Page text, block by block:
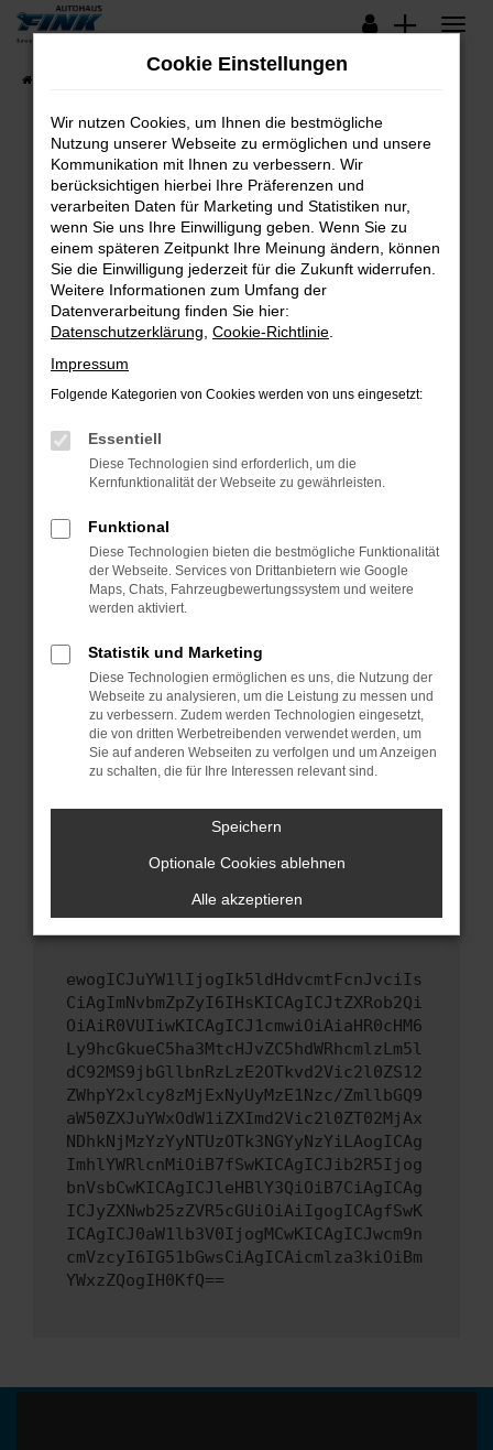
Zum
springen
Lagerfahrzeuge
Fehler: Network Error
Beim Laden ist ein Fehler aufgetreten.
Hier sind ein paar Tipps, die dir helfen können:
Überprüfe deine Firewall und deine
Internetverbindung.
Laden andere Webseiten, zum Beispiel deine
Suchmaschine?
Prüfe deine Browsererweiterungen.
können das Laden bestimmter Seiten
verhindern. Funktioniert die Seite in einem
anderen Browser oder in einem privaten
Starte dein Gerät neu.
Das kann manchmal helfen, vorübergehende
Probleme zu beheben.
Betriebssystem auf dem neuesten Stand
sind.
Veraltete Software birgt nicht nur ein
Sicherheitsrisiko, sondern kann auch dazu
führen, dass bestimmte Funktionen nicht mehr
unterstützt werden.
Wende dich an den Webseitenbetreiber.
Wenn du alle oben genannten Schritte versucht
hast, kontaktiere uns bitte. Wir werden
versuchen, das Problem zu beheben. Du kannst
uns diesen Text schicken, um uns bei der
ewogICJuYW1lIjogIk5ldHdvcmtFcnJvciIs
CiAgImNvbmZpZyI6IHsKICAgICJtZXRob2Qi
OiAiR0VUIiwKICAgICJ1cmwiOiAiaHR0cHM6
Ly9hcGkueC5ha3MtcHJvZC5hdWRhcmlzLm5l
dC92MS9jbGllbnRzLzE2OTkvd2Vic2l0ZS12
ZWhpY2xlcy8zMjExNyUyMzE1Nzc/ZmllbGQ9
aW50ZXJuYWxOdW1iZXImd2Vic2l0ZT02MjAx
NDhkNjMzYzYyNTUzOTk3NGYyNzYiLAogICAg
ImhlYWRlcnMiOiB7fSwKICAgICJib2R5Ijog
bnVsbCwKICAgICJleHBlY3QiOiB7CiAgICAg
ICJyZXNwb25zZVR5cGUiOiAiIgogICAgfSwK
ICAgICJ0aW1lb3V0IjogMCwKICAgICJwcm9n
cmVzcyI6IG51bGwsCiAgICAicmlza3kiOiBm
YWxzZQogIH0KfQ==
Cookie Einstellungen
Wir nutzen Cookies, um Ihnen die bestmögliche
Nutzung unserer Webseite zu ermöglichen und unsere
Kommunikation mit Ihnen zu verbessern. Wir
berücksichtigen hierbei Ihre Präferenzen und
verarbeiten Daten für Marketing und Statistiken nur,
wenn Sie uns Ihre Einwilligung geben. Wenn Sie zu
einem späteren Zeitpunkt Ihre Meinung ändern, können
Sie die Einwilligung jederzeit für die Zukunft widerrufen.
Weitere Informationen zum Umfang der
Datenverarbeitung finden Sie hier:
Datenschutzerklärung Cookie-Richtlinie
Impressum
Folgende Kategorien von Cookies werden von uns eingesetzt:
Essentiell
Diese Technologien sind erforderlich, um die
Kernfunktionalität der Webseite zu gewährleisten.
Funktional
Diese Technologien bieten die bestmögliche Funktionalität
der Webseite. Services von Drittanbietern wie Google
Maps, Chats, Fahrzeugbewertungssystem und weitere
werden aktiviert.
Statistik und Marketing
Diese Technologien ermöglichen es uns, die Nutzung der
Webseite zu analysieren, um die Leistung zu messen und
zu verbessern. Zudem werden Technologien eingesetzt,
die von dritten Werbetreibenden verwendet werden, um
Sie auf anderen Webseiten zu verfolgen und um Anzeigen
zu schalten, die für Ihre Interessen relevant sind.
Speichern
Optionale Cookies ablehnen
Alle akzeptieren